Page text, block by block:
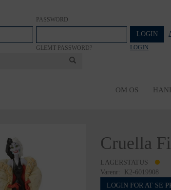
PASSWORD
GLEMT PASSWORD?
LOGIN
LOGIN
OM OS
Cruella
LAGERSTATUS
Varenr:
K2-6019908
LOGIN FOR AT SE